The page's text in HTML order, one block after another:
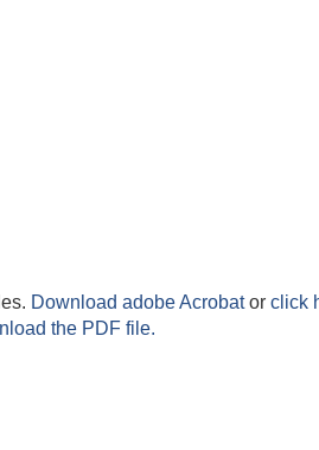
Download adobe Acrobator click
the PDF file.